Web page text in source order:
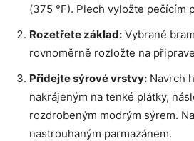
(375 °F). Plech vyložte pečícím
Rozetřete základ: Vybrané
rovnoměrně rozložte na
Přidejte sýrové vrstvy: Navrch
nakrájeným na tenké plátky,
rozdrobeným modrým sýrem.
nastrouhaným parmazánem.